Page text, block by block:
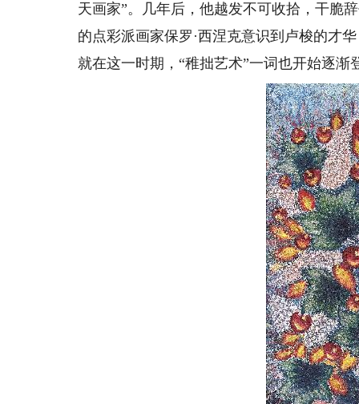
天画家”。几年后，他越发不可收拾，干脆
的点彩派画家保罗·西涅克意识到卢梭的才
就在这一时期，“稚拙艺术”一词也开始逐渐